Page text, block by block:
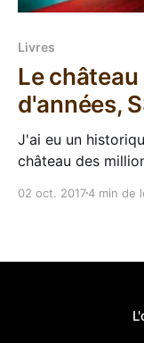
Livres
Le
d'années,
J'ai eu un
château des
pas à l'oral) est
02 oct. 20174 min de